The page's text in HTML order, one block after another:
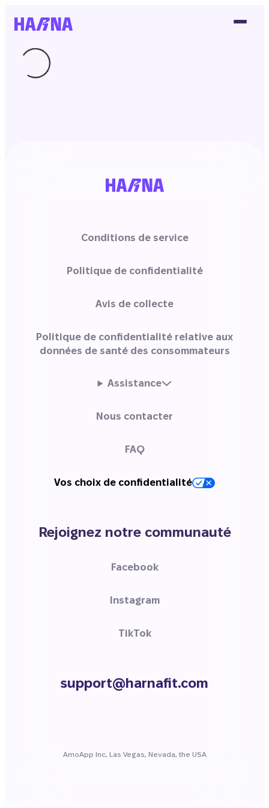
Conditions de service
Politique de confidentialité
Avis de collecte
Politique de confidentialité relative aux
données de santé des consommateurs
Assistance
Nous contacter
FAQ
Vos choix de confidentialité
Rejoignez notre communauté
Facebook
Instagram
TikTok
support@harnafit.com
AmoApp Inc, Las Vegas, Nevada, the USA